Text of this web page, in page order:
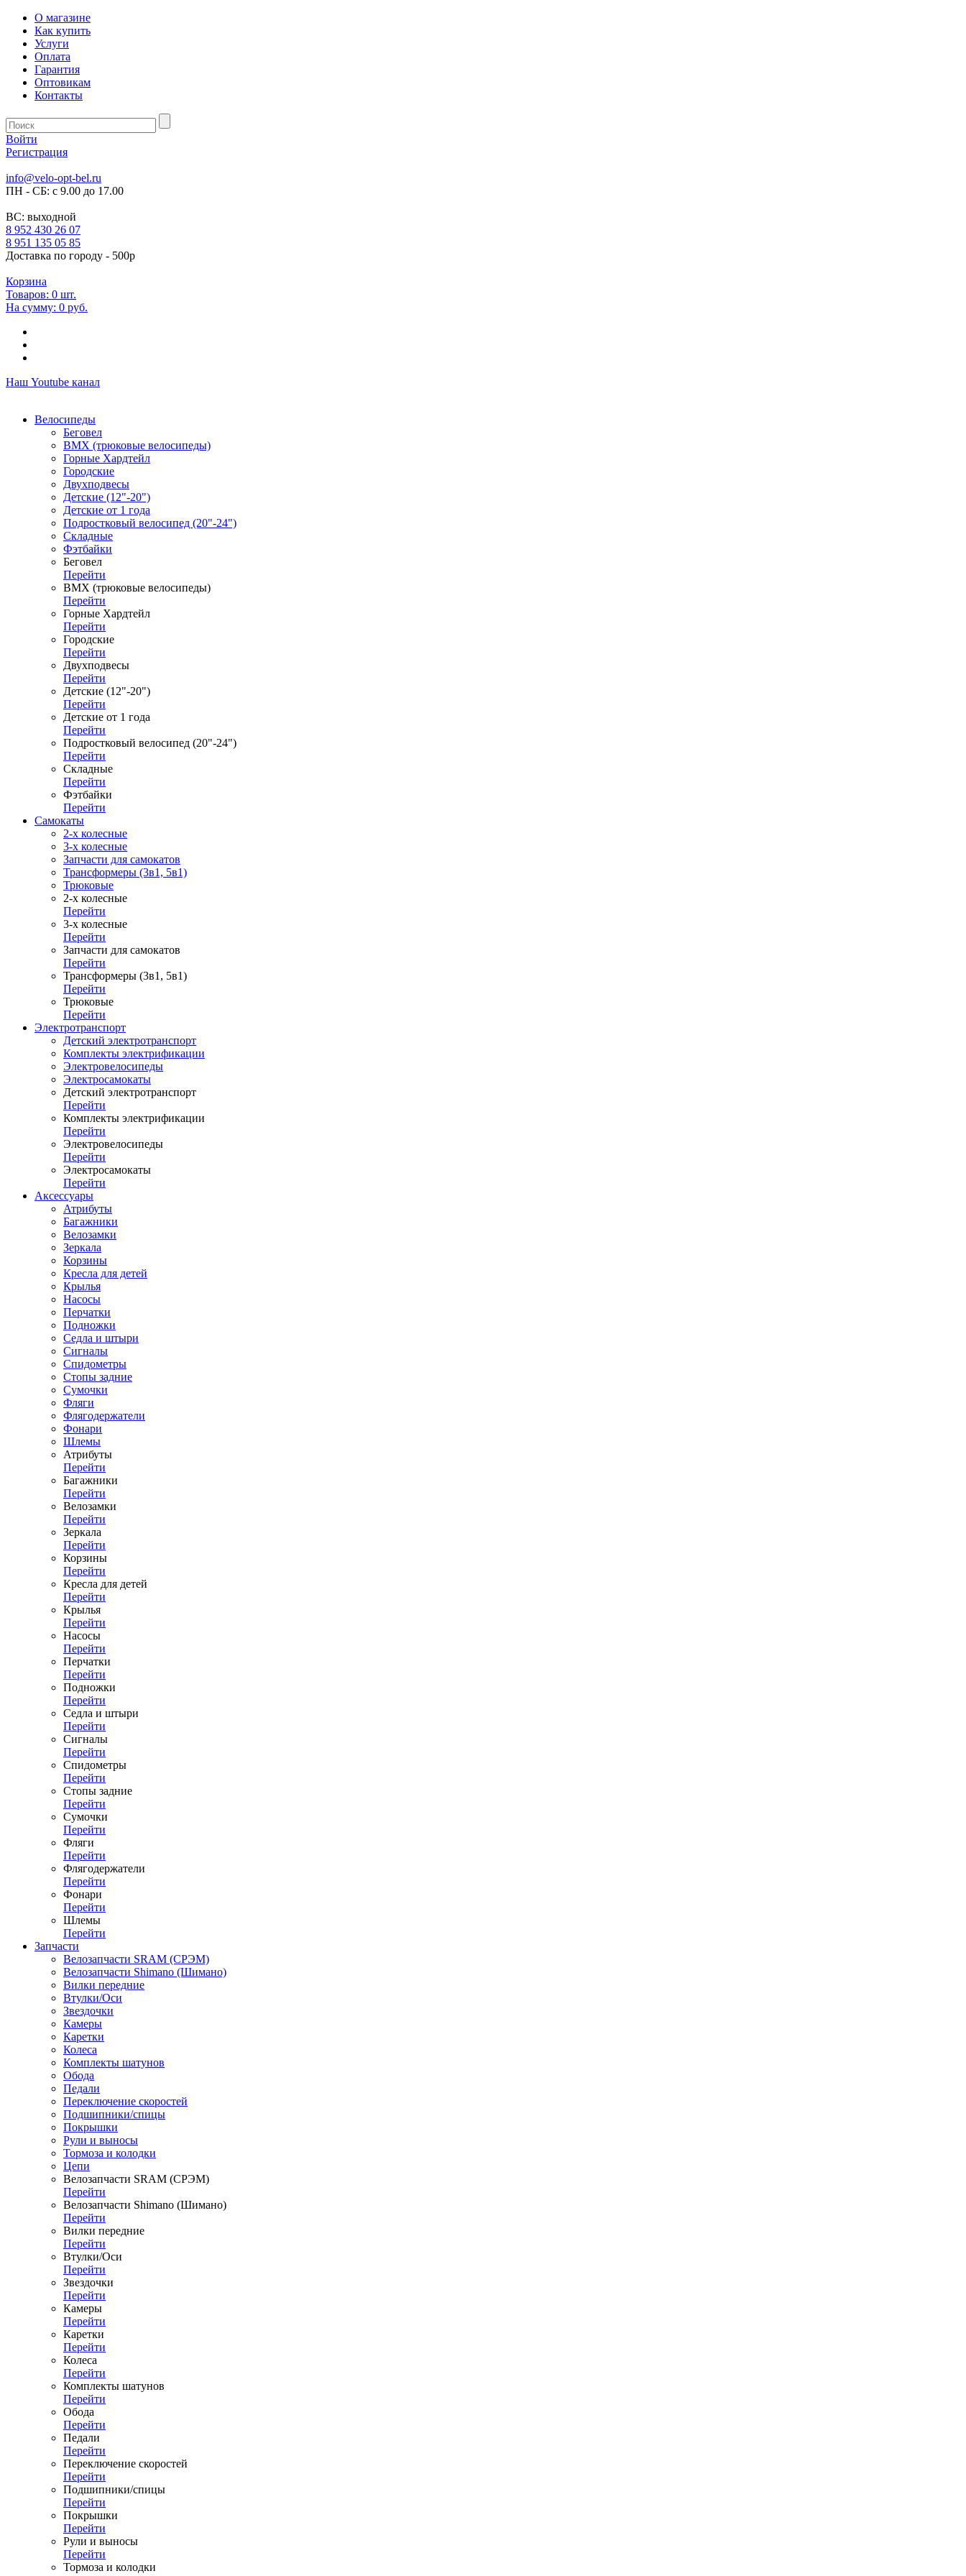
О магазине
Как купить
Услуги
Оплата
Гарантия
Оптовикам
Контакты
Войти
Регистрация
info@velo-opt-bel.ru
ПН - СБ: с 9.00 до 17.00
ВС: выходной
8 952 430 26 07
8 951 135 05 85
Доставка по городу - 500р
Корзина
Товаров: 0 шт.
На сумму: 0 руб.
Наш Youtube канал
Велосипеды
Беговел
ВМХ (трюковые велосипеды)
Горные Хардтейл
Городские
Двухподвесы
Детские (12"-20")
Детские от 1 года
Подростковый велосипед (20"-24")
Складные
Фэтбайки
Беговел
Перейти
ВМХ (трюковые велосипеды)
Перейти
Горные Хардтейл
Перейти
Городские
Перейти
Двухподвесы
Перейти
Детские (12"-20")
Перейти
Детские от 1 года
Перейти
Подростковый велосипед (20"-24")
Перейти
Складные
Перейти
Фэтбайки
Перейти
Самокаты
2-х колесные
3-х колесные
Запчасти для самокатов
Трансформеры (3в1, 5в1)
Трюковые
2-х колесные
Перейти
3-х колесные
Перейти
Запчасти для самокатов
Перейти
Трансформеры (3в1, 5в1)
Перейти
Трюковые
Перейти
Электротранспорт
Детский электротранспорт
Комплекты электрификации
Электровелосипеды
Электросамокаты
Детский электротранспорт
Перейти
Комплекты электрификации
Перейти
Электровелосипеды
Перейти
Электросамокаты
Перейти
Аксессуары
Атрибуты
Багажники
Велозамки
Зеркала
Корзины
Кресла для детей
Крылья
Насосы
Перчатки
Подножки
Седла и штыри
Сигналы
Спидометры
Стопы задние
Сумочки
Фляги
Флягодержатели
Фонари
Шлемы
Атрибуты
Перейти
Багажники
Перейти
Велозамки
Перейти
Зеркала
Перейти
Корзины
Перейти
Кресла для детей
Перейти
Крылья
Перейти
Насосы
Перейти
Перчатки
Перейти
Подножки
Перейти
Седла и штыри
Перейти
Сигналы
Перейти
Спидометры
Перейти
Стопы задние
Перейти
Сумочки
Перейти
Фляги
Перейти
Флягодержатели
Перейти
Фонари
Перейти
Шлемы
Перейти
Запчасти
Велозапчасти SRAM (СРЭМ)
Велозапчасти Shimano (Шимано)
Вилки передние
Втулки/Оси
Звездочки
Камеры
Каретки
Колеса
Комплекты шатунов
Обода
Педали
Переключение скоростей
Подшипники/спицы
Покрышки
Рули и выносы
Тормоза и колодки
Цепи
Велозапчасти SRAM (СРЭМ)
Перейти
Велозапчасти Shimano (Шимано)
Перейти
Вилки передние
Перейти
Втулки/Оси
Перейти
Звездочки
Перейти
Камеры
Перейти
Каретки
Перейти
Колеса
Перейти
Комплекты шатунов
Перейти
Обода
Перейти
Педали
Перейти
Переключение скоростей
Перейти
Подшипники/спицы
Перейти
Покрышки
Перейти
Рули и выносы
Перейти
Тормоза и колодки